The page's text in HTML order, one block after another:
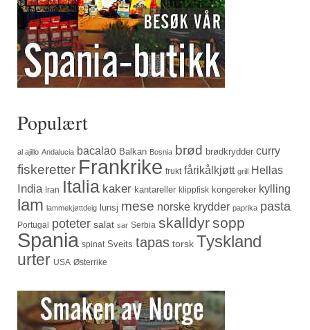
Populært
al ajillo Andalucia bacalao Balkan Bosnia brød brødkrydder curry
fiskeretter Frankrike frukt fårikålkjøtt grill Hellas
India Iran Italia kaker kantareller klippfisk kongereker kylling
lam lammekjøttdeig lunsj mese norske krydder paprika pasta
Portugal poteter salat sar Serbia skalldyrsopp
Spania spinat Sveits tapas torsk Tyskland
urter USA Østerrike